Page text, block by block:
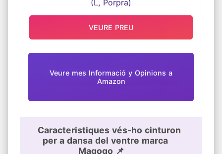
Veure mes Informació y Opinions a
Amazon
Caracteristiques vés-ho cinturon
per a dansa del ventre marca
Magogo 📌
VEURE PREU